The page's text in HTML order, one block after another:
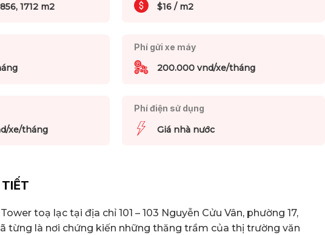
1712 m2 $16 / m2
Phí gửi xe máy
200.000 vnd/xe/tháng
xe/tháng
Phí điện sử dụng
Giá nhà nước
toạ lạc tại địa chỉ 101 – 103 Nguyễn Cửu Vân, phường 17,
từng là nơi chứng kiến những thăng trầm của thị trường văn